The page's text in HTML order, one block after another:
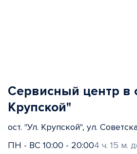
Сервисный центр в
Крупской"
ост. "Ул. Крупской", ул.
ПН - ВС 10:00 - 20:004 ч. 15 м.